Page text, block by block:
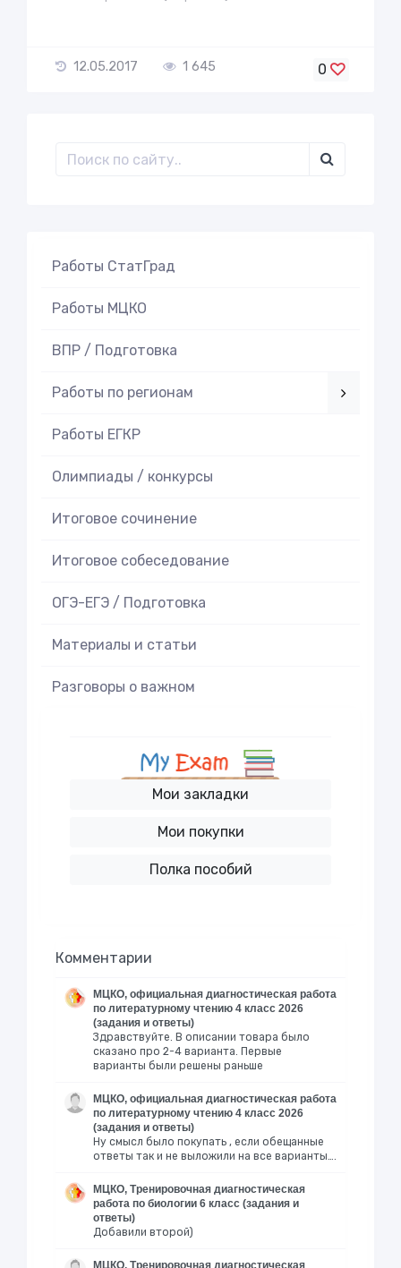
12.05.2017 1 645 0
Работы СтатГрад
Работы МЦКО
ВПР / Подготовка
Работы по регионам
Работы ЕГКР
Олимпиады / конкурсы
Итоговое cочинение
Итоговое cобеседование
ОГЭ-ЕГЭ / Подготовка
Материалы и статьи
Разговоры о важном
Мои закладки
Мои покупки
Полка пособий
Комментарии
МЦКО, официальная диагностическая работа
по литературному чтению 4 класс 2026
(задания и ответы)
Здравствуйте. В описании товара было
сказано про 2-4 варианта. Первые
варианты были решены раньше
МЦКО, официальная диагностическая работа
по литературному чтению 4 класс 2026
(задания и ответы)
Ну смысл было покупать , если обещанные
ответы так и не выложили на все варианты….
МЦКО, Тренировочная диагностическая
работа по биологии 6 класс (задания и
ответы)
Добавили второй)
МЦКО, Тренировочная диагностическая